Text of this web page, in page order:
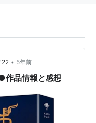
• 5年前
品情報と感想